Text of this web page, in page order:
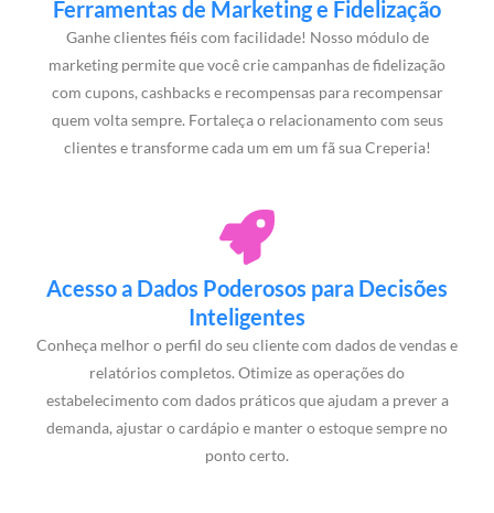
Ferramentas de Marketing e Fidelização
Ganhe clientes fiéis com facilidade! Nosso módulo de
marketing permite que você crie campanhas de fidelização
com cupons, cashbacks e recompensas para recompensar
quem volta sempre. Fortaleça o relacionamento com seus
clientes e transforme cada um em um fã sua Creperia!
Acesso a Dados Poderosos para Decisões
Inteligentes
Conheça melhor o perfil do seu cliente com dados de vendas e
relatórios completos. Otimize as operações do
estabelecimento com dados práticos que ajudam a prever a
demanda, ajustar o cardápio e manter o estoque sempre no
ponto certo.